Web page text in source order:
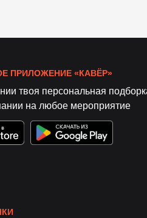
ПРИЛОЖЕНИЕ «КАВЁР»
твоя персональная
на любое мероприятие